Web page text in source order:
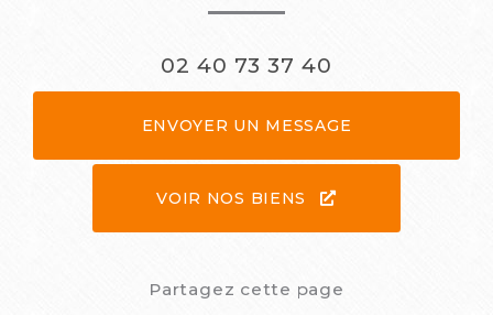
02 40 73 37 40
ENVOYER UN MESSAGE
VOIR NOS BIENS
Partagez cette page